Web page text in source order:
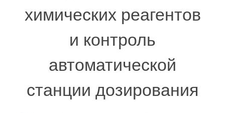
химических реагентов
и контроль
автоматической
станции дозирования